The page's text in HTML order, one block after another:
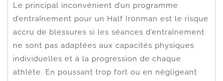
Le principal inconvénient d’un programme
d’entraînement pour un Half Ironman est le risque
accru de blessures si les séances d’entraînement
ne sont pas adaptées aux capacités physiques
individuelles et à la progression de chaque
athlète. En poussant trop fort ou en négligeant